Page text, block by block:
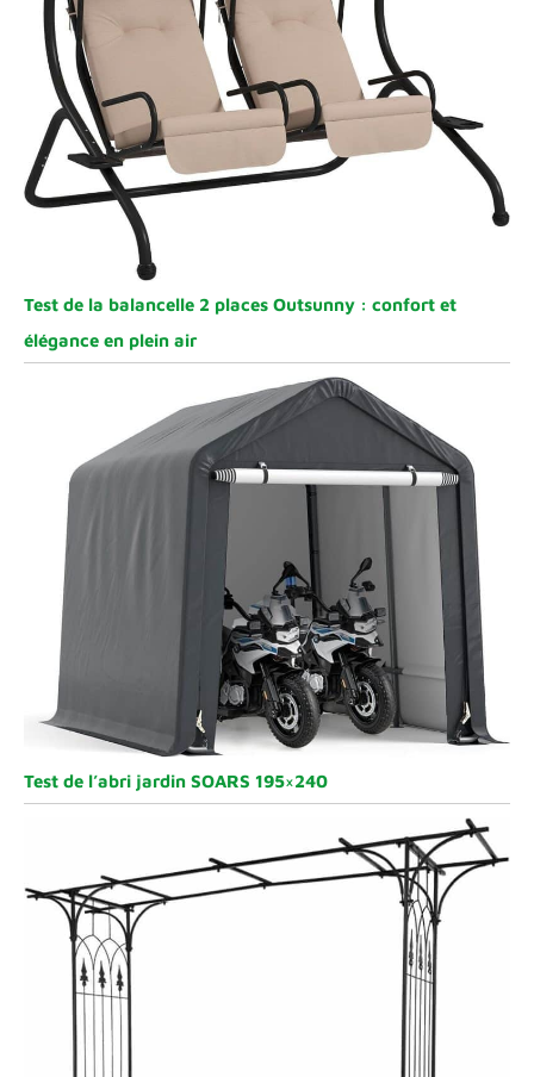
Test de la balancelle 2 places Outsunny : confort et
élégance en plein air
Test de l’abri jardin SOARS 195×240